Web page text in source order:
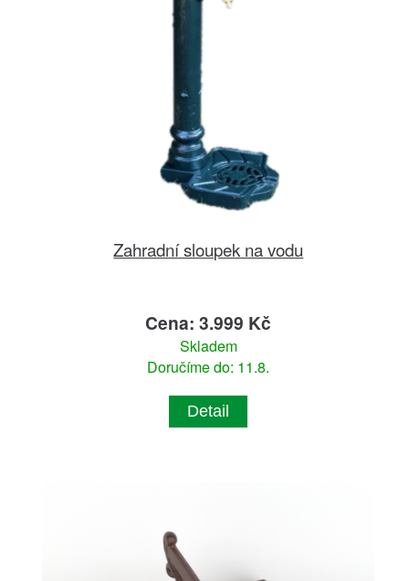
Zahradní sloupek na vodu
Cena: 3.999 Kč
Skladem
Doručíme do: 11.8.
Detail